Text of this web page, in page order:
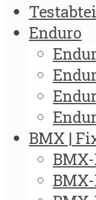
Enduro
BMX |